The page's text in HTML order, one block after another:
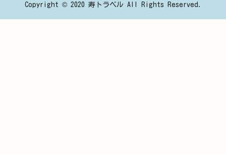
Copyright © 2020 寿トラベル All Rights Reserved.